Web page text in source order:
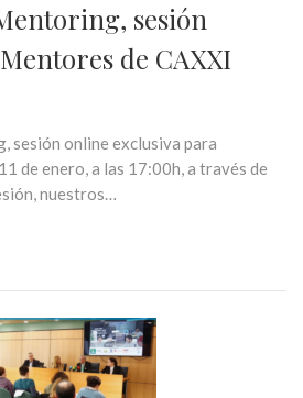
sesión
de CAXXI
sesión online exclusiva para
de enero, a las 17:00h, a través de
nuestros…